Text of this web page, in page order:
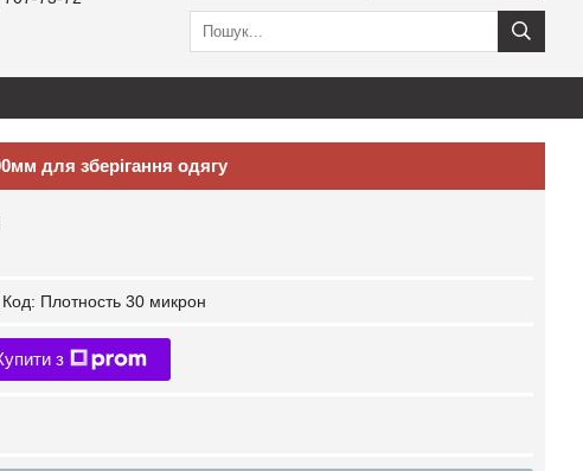
для зберігання одягу
Код: Плотность 30 микрон
з